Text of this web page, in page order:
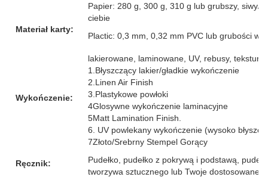
Materiał karty:
Papier: 280 g, 300 g, 310 g lub grubszy, siwy/
ciebie
Plactic: 0,3 mm, 0,32 mm PVC lub grubości
Wykończenie:
lakierowane, laminowane, UV, rebusy, tekstura
1.Błyszczący lakier/gładkie wykończenie
2.Linen Air Finish
3.Plastykowe powłoki
4Glosywne wykończenie laminacyjne
5Matt Lamination Finish.
6. UV powlekany wykończenie (wysoko
7Złoto/Srebrny Stempel Gorący
Ręcznik:
Pudełko, pudełko z pokrywą i podstawą,
tworzywa sztucznego lub Twoje dostosowane